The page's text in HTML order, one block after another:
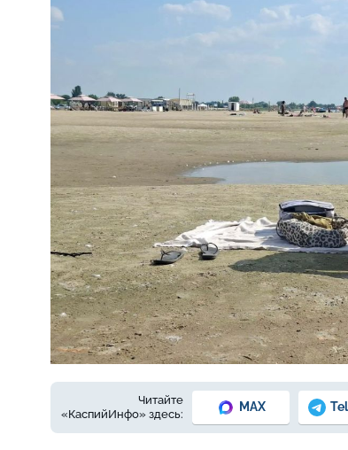
Фото: автора
Читайте
«КаспийИнфо» здесь:
MAX